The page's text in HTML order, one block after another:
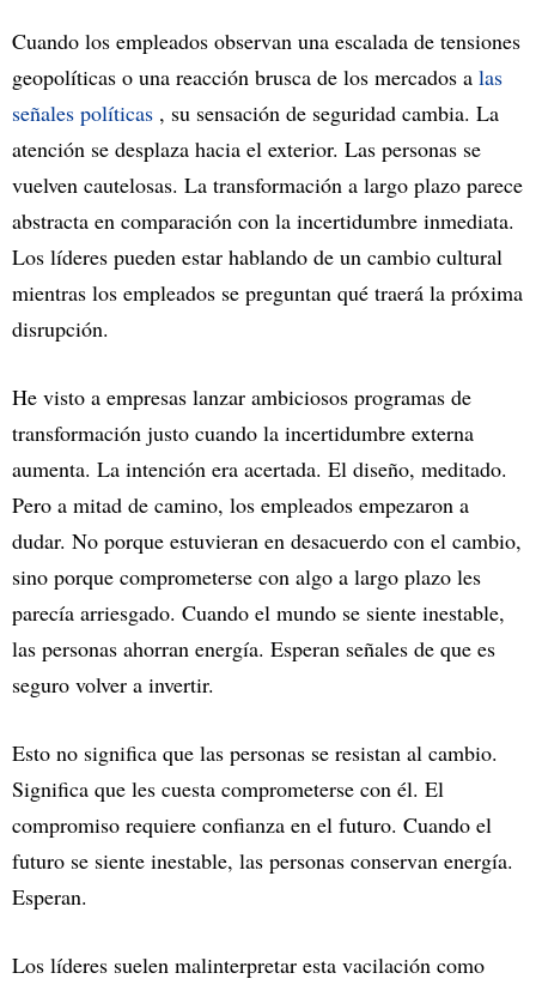
Cuando los empleados observan una escalada de tensiones
geopolíticas o una reacción brusca de los mercados a las
señales políticas , su sensación de seguridad cambia. La
atención se desplaza hacia el exterior. Las personas se
vuelven cautelosas. La transformación a largo plazo parece
abstracta en comparación con la incertidumbre inmediata.
Los líderes pueden estar hablando de un cambio cultural
mientras los empleados se preguntan qué traerá la próxima
disrupción.
He visto a empresas lanzar ambiciosos programas de
transformación justo cuando la incertidumbre externa
aumenta. La intención era acertada. El diseño, meditado.
Pero a mitad de camino, los empleados empezaron a
dudar. No porque estuvieran en desacuerdo con el cambio,
sino porque comprometerse con algo a largo plazo les
parecía arriesgado. Cuando el mundo se siente inestable,
las personas ahorran energía. Esperan señales de que es
seguro volver a invertir.
Esto no significa que las personas se resistan al cambio.
Significa que les cuesta comprometerse con él. El
compromiso requiere confianza en el futuro. Cuando el
futuro se siente inestable, las personas conservan energía.
Esperan.
Los líderes suelen malinterpretar esta vacilación como